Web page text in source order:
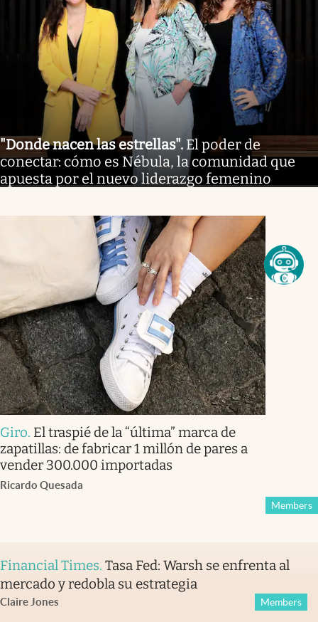
"Donde nacen las estrellas". El poder de
conectar: cómo es Nébula, la comunidad que
apuesta por el nuevo liderazgo femenino
Giro. El traspié de la “última” marca de
zapatillas: de fabricar 1 millón de pares a
vender 300.000 importadas
Ricardo Quesada
Members
Financial Times. Tasa Fed: Warsh se enfrenta al
mercado y redobla su estrategia
Claire Jones Members